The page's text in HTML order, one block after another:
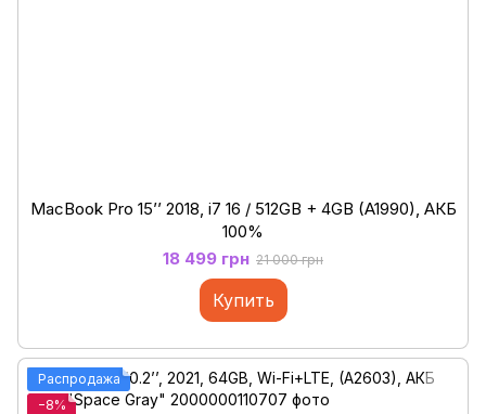
MacBook Pro 15’’ 2018, i7 16 / 512GB + 4GB (A1990), АКБ
100%
18 499 грн 21 000 грн
Купить
Распродажа
−8%